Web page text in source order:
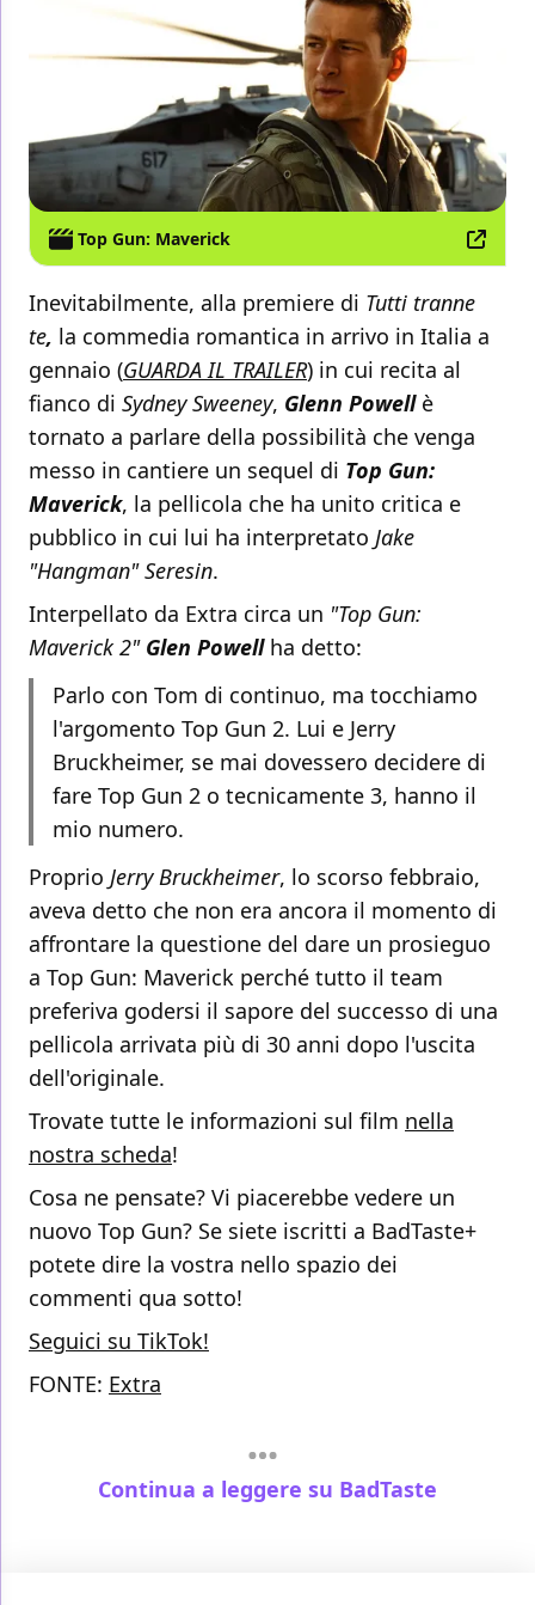
Top Gun: Maverick
Inevitabilmente, alla premiere di Tutti tranne
te, la commedia romantica in arrivo in Italia a
gennaio (GUARDA IL TRAILER) in cui recita al
fianco di Sydney Sweeney, Glenn Powellè
tornato a parlare della possibilità che venga
messo in cantiere un sequel di Top Gun:
Maverick, la pellicola che ha unito critica e
pubblico in cui lui ha interpretato Jake
"Hangman" Seresin.
Interpellato da Extra circa un "Top Gun:
Maverick 2" Glen Powellha detto:
Parlo con Tom di continuo, ma tocchiamo
l'argomento Top Gun 2. Lui e Jerry
Bruckheimer, se mai dovessero decidere di
fare Top Gun 2 o tecnicamente 3, hanno il
mio numero.
Proprio Jerry Bruckheimer, lo scorso febbraio,
aveva detto che non era ancora il momento di
affrontare la questione del dare un prosieguo
a Top Gun: Maverick perché tutto il team
preferiva godersi il sapore del successo di una
pellicola arrivata più di 30 anni dopo l'uscita
dell'originale.
Trovate tutte le informazioni sul film nella
nostra scheda!
Cosa ne pensate? Vi piacerebbe vedere un
nuovo Top Gun? Se siete iscritti a BadTaste+
potete dire la vostra nello spazio dei
commenti qua sotto!
Seguici su TikTok!
FONTE: Extra
Continua a leggere su BadTaste